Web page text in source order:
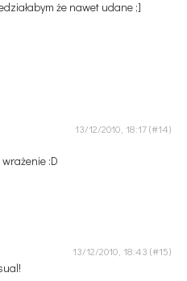
że nawet udane ;]
13/12/2010, 18:17
:D
13/12/2010, 18:43